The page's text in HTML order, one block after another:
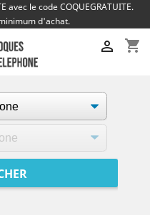
avec le code COQUEGRATUITE.
d'achat.
shopping_cart
